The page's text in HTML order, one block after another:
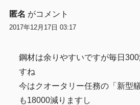
匿名 がコメント
2017年12月17日 03:17
鋼材は余りやすいですが毎日
すね
今はクオータリー任務の「新型
も18000減りますし